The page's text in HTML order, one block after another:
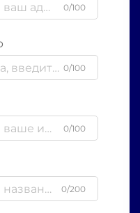
0/100
0/100
0/100
0/200